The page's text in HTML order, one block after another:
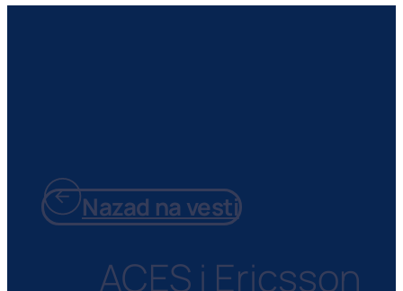
Nazad na vesti
ACES i Ericsson